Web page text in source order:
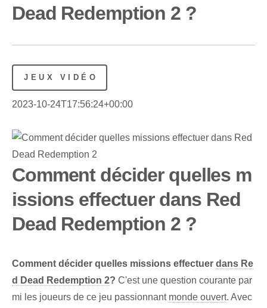
Dead Redemption 2 ?
JEUX VIDÉO
2023-10-24T17:56:24+00:00
Comment décider quelles m
issions effectuer dans Red
Dead Redemption 2 ?
Comment décider quelles missions effectuer dans Re
d Dead Redemption 2? C'est une question courante par
mi les joueurs de ce jeu passionnant monde ouvert. Avec